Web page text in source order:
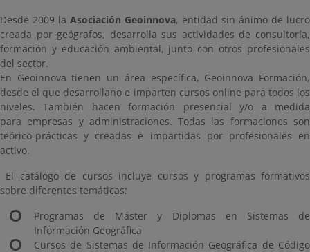
Desde 2009 la Asociación Geoinnova, entidad sin ánimo de lucro
creada por geógrafos, desarrolla sus actividades de consultoría,
formación y educación ambiental, junto con otros profesionales
del sector.
En Geoinnova tienen un área específica, Geoinnova Formación,
desde el que desarrollano e imparten cursos online para todos los
niveles. También hacen formación presencial y/o a medida
para empresas y administraciones. Todas las formaciones son
teórico-prácticas y creadas e impartidas por profesionales en
activo.
El catálogo de cursos incluye cursos y programas formativos
sobre diferentes temáticas:
Programas de Máster y Diplomas en Sistemas de
Información Geográfica
Cursos de Sistemas de Información Geográfica de Código